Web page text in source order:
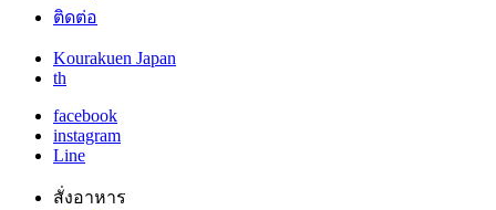
ติดต่อ
Kourakuen Japan
th
facebook
instagram
Line
สั่งอาหาร